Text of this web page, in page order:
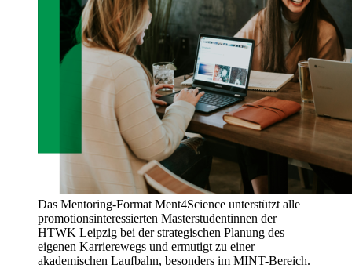
Das Mentoring-Format Ment4Science unterstützt alle
promotionsinteressierten Masterstudentinnen der
HTWK Leipzig bei der strategischen Planung des
eigenen Karrierewegs und ermutigt zu einer
akademischen Laufbahn, besonders im MINT-Bereich.